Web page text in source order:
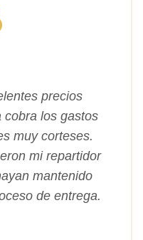
precios
cobra los gastos
muy corteses.
mi repartidor
mantenido
de entrega.